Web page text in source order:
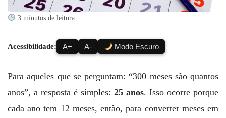
3 minutos de leitura.
Acessibilidade: A+ A- Modo Escuro
Para aqueles que se perguntam: “300 meses são quantos
anos”, a resposta é simples: 25 anos. Isso ocorre porque
cada ano tem 12 meses, então, para converter meses em